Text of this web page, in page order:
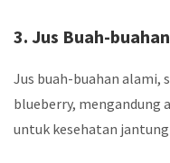
3. Jus Buah-
Jus buah-buahan alami,
blueberry, mengandung
untuk kesehatan jantung